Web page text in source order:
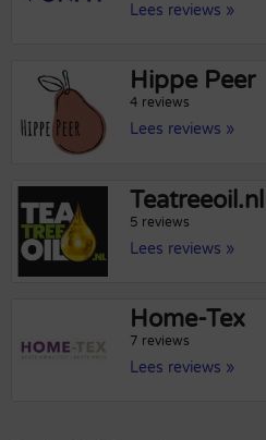
Lees reviews »
Hippe Peer
4 reviews
Lees reviews »
Teatreeoil.nl
5 reviews
Lees reviews »
Home-Tex
7 reviews
Lees reviews »